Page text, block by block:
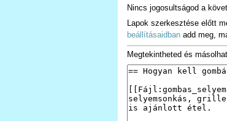
Nincs jogosultságod a
Lapok szerkesztése előtt
beállításaidban add meg,
Megtekintheted és